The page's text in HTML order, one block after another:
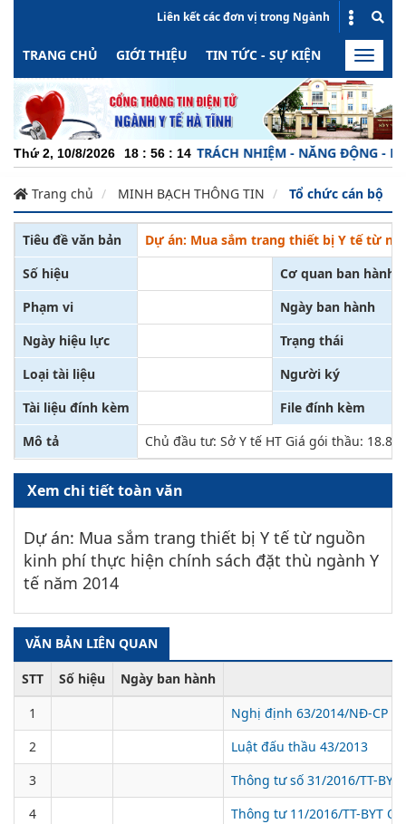
Liên kết các đơn vị trong Ngành
TRANG CHỦ GIỚI THIỆU TIN TỨC - SỰ KIỆN HOẠT
Toggle
Thứ 2, 10/8/2026 18 : 56 : 14
CHUYÊN NGHIỆP - TRÁCH NHIỆM - NĂNG ĐỘNG -
Trang chủ MINH BẠCH THÔNG TIN Tổ chức cán bộ
Tiêu đề văn bản
Dự án: Mua sắm trang thiết bị Y tế từ
Số hiệu
Cơ quan ban hành
Phạm vi
Ngày ban hành
Ngày hiệu lực
Trạng thái
Loại tài liệu
Người ký
Tài liệu đính kèm
File đính kèm
Mô tả
Chủ đầu tư: Sở Y tế HT Giá gói thầu:
Xem chi tiết toàn văn
Dự án: Mua sắm trang thiết bị Y tế từ nguồn
kinh phí thực hiện chính sách đặt thù ngành Y
tế năm 2014
VĂN BẢN LIÊN QUAN
STT Số hiệu
Ngày ban hành
1
Nghị định 63/2014/NĐ-CP
2
Luật đấu thầu 43/2013
3
Thông tư số 31/2016/TT-
4
Thông tư 11/2016/TT-BYT